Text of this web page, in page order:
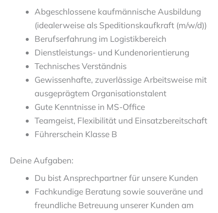
Abgeschlossene kaufmännische Ausbildung
(idealerweise als Speditionskaufkraft (m/w/d))
Berufserfahrung im Logistikbereich
Dienstleistungs- und Kundenorientierung
Technisches Verständnis
Gewissenhafte, zuverlässige Arbeitsweise mit
ausgeprägtem Organisationstalent
Gute Kenntnisse in MS-Office
Teamgeist, Flexibilität und Einsatzbereitschaft
Führerschein Klasse B
Deine Aufgaben:
Du bist Ansprechpartner für unsere Kunden
Fachkundige Beratung sowie souveräne und
freundliche Betreuung unserer Kunden am